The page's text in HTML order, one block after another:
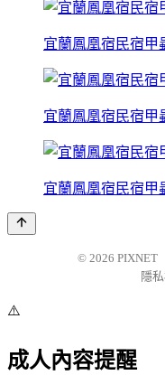
宜蘭鳳凰宿民宿甲
宜蘭鳳凰宿民宿甲
宜蘭鳳凰宿民宿甲
© 2026 PIXNET
隱
⚠️
成人內容提醒